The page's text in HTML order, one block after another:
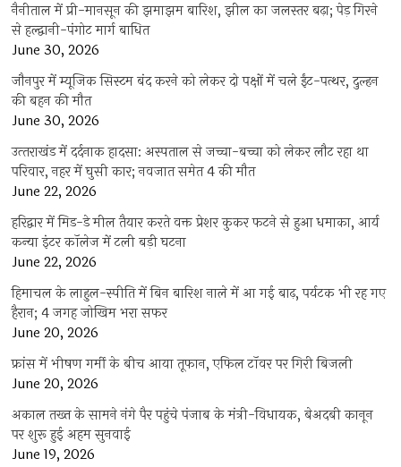
नैनीताल में प्री-मानसून की झमाझम बारिश, झील का जलस्तर बढ़ा; पेड़ गिरने
से हल्द्वानी-पंगोट मार्ग बाधित
June 30, 2026
जौनपुर में म्यूजिक सिस्टम बंद करने को लेकर दो पक्षों में चले ईंट-पत्थर, दुल्हन
की बहन की मौत
June 30, 2026
उत्‍तराखंड में दर्दनाक हादसा: अस्पताल से जच्चा-बच्चा को लेकर लौट रहा था
परिवार, नहर में घुसी कार; नवजात समेत 4 की मौत
June 22, 2026
हरिद्वार में मिड-डे मील तैयार करते वक्त प्रेशर कुकर फटने से हुआ धमाका, आर्य
कन्या इंटर कॉलेज में टली बड़ी घटना
June 22, 2026
हिमाचल के लाहुल-स्पीति में बिन बारिश नाले में आ गई बाढ़, पर्यटक भी रह गए
हैरान; 4 जगह जोखिम भरा सफर
June 20, 2026
फ्रांस में भीषण गर्मी के बीच आया तूफान, एफिल टॉवर पर गिरी बिजली
June 20, 2026
अकाल तख्त के सामने नंगे पैर पहुंचे पंजाब के मंत्री-विधायक, बेअदबी कानून
पर शुरू हुई अहम सुनवाई
June 19, 2026